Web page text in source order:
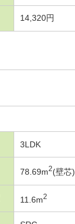
14,320円
3LDK
78.69m2(壁芯)
11.6m2